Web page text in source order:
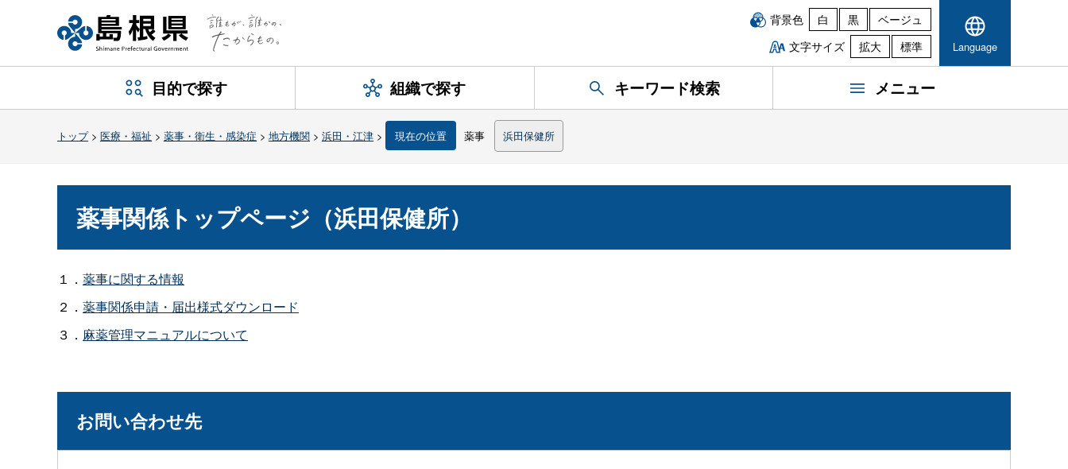
背景色 白 黒
ベージュ
文字サイズ
拡大 標準 Language
目的で探す 組織で探す キーワード検索 メニュー
トップ> 医療・福祉 > 薬事・衛生・感染症 > 地方機関 > 浜田・江津 > 現在の位置 薬事 浜田保健所
薬事関係トップページ（浜田保健所）
１． 薬事に関する情報
２． 薬事関係申請・届出様式ダウンロード
３． 麻薬管理マニュアルについて
お問い合わせ先